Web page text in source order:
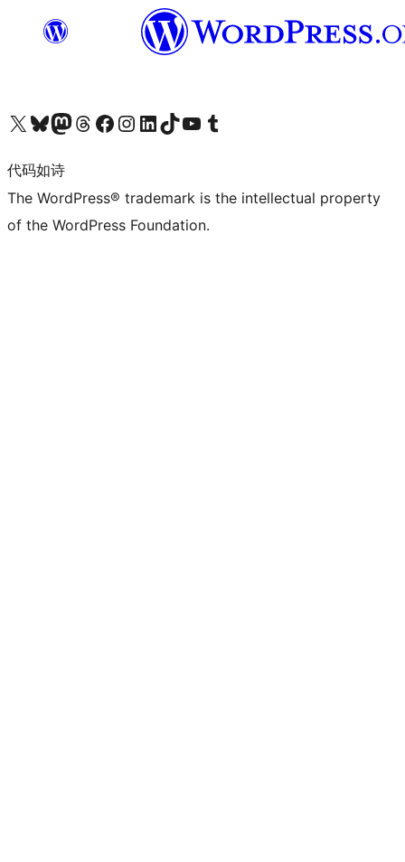
关注我们的 X（原 Twitter）账号访问我们的 Bluesky 账号关注我们的 Mastodon 账号访问我们的 Threads 账号 访问我们的 Facebook 公共主页关注我们的 Instagram 账号 关注我们的 LinkedIn 主页访问我们的 TikTok 账号访问我们的 YouTube 频道 访问我们的 Tumblr 账号
代码如诗
The WordPress® trademark is the intellectual property
of the WordPress Foundation.